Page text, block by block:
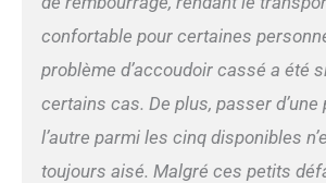
aluminium
robustes :
la qualité,
matériau sont
sélectionnés.
aluminium
à motifs
confortable pour certaines
problème d’accoudoir cassé a été
certains cas. De plus, passer d’une
l’autre parmi les cinq disponibles
toujours aisé. Malgré ces petits